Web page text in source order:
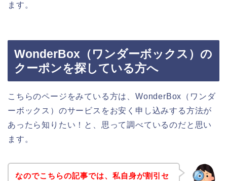
ます。
WonderBox（ワンダーボックス）の
クーポンを探している方へ
こちらのページをみている方は、WonderBox（ワンダ
ーボックス）のサービスをお安く申し込みする方法が
あったら知りたい！と、思って調べているのだと思い
ます。
なのでこちらの記事では、私自身が割引セ